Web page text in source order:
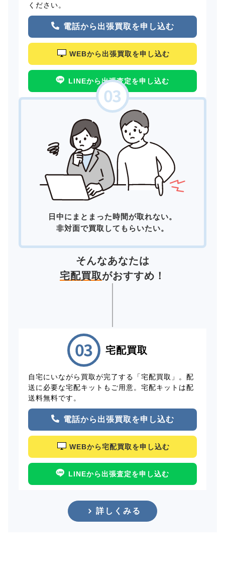
ください。
電話から出張買取を申し込む
WEBから出張買取を申し込む
LINEから出張査定を申し込む
日中にまとまった時間が取れない。
非対面で買取してもらいたい。
そんなあなたは
宅配買取がおすすめ！
宅配買取
自宅にいながら買取が完了する「宅配買取」。配
送に必要な宅配キットもご用意。宅配キットは配
送料無料です。
電話から出張買取を申し込む
WEBから宅配買取を申し込む
LINEから出張査定を申し込む
詳しくみる